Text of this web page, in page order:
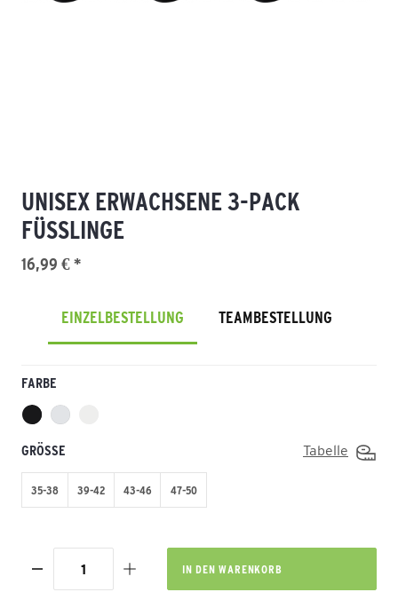
UNISEX ERWACHSENE 3-PACK
FÜSSLINGE
16,99 € *
EINZELBESTELLUNG TEAMBESTELLUNG
FARBE
GRÖSSE Tabelle
35-38 39-42 43-46 47-50
IN DEN WARENKORB